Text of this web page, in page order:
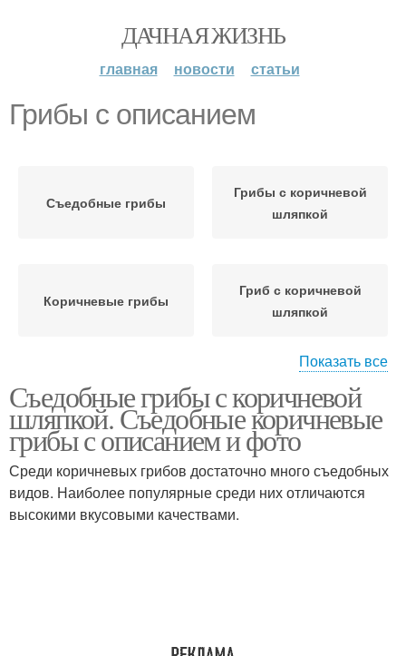
ДАЧНАЯ ЖИЗНЬ
главная новости статьи
Грибы с описанием
Съедобные грибы
Грибы с коричневой
шляпкой
Коричневые грибы
Гриб с коричневой
шляпкой
Белый гриб Вкусные грибы
Грибы на тонкой ножке Лесные грибы
Показать все
Съедобные грибы с коричневой
шляпкой. Съедобные коричневые
грибы с описанием и фото
Среди коричневых грибов достаточно много съедобных
видов. Наиболее популярные среди них отличаются
высокими вкусовыми качествами.